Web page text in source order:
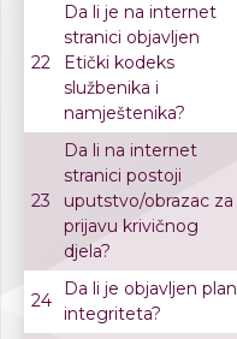
22
Da li je na internet
stranici objavljen
Etički kodeks
službenika i
namještenika?
23
Da li na internet
stranici postoji
uputstvo/obrazac za
prijavu krivičnog
djela?
24
Da li je objavljen plan
integriteta?